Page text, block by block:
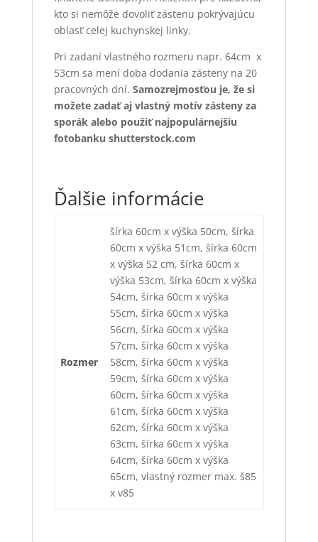
kto si nemôže dovoliť zástenu pokrývajúcu
oblasť celej kuchynskej linky.
Pri zadaní vlastného rozmeru napr. 64cm x
53cm sa mení doba dodania zásteny na 20
pracovných dní. Samozrejmosťou je, že si
možete zadať aj vlastný motív zásteny za
sporák alebo použiť najpopulárnejšiu
fotobanku shutterstock.com
Ďalšie informácie
Rozmer
šírka 60cm x výška 50cm, šírka
60cm x výška 51cm, šírka 60cm
x výška 52 cm, šírka 60cm x
výška 53cm, šírka 60cm x výška
54cm, šírka 60cm x výška
55cm, šírka 60cm x výška
56cm, šírka 60cm x výška
57cm, šírka 60cm x výška
58cm, šírka 60cm x výška
59cm, šírka 60cm x výška
60cm, šírka 60cm x výška
61cm, šírka 60cm x výška
62cm, šírka 60cm x výška
63cm, šírka 60cm x výška
64cm, šírka 60cm x výška
65cm, vlastný rozmer max. š85
x v85